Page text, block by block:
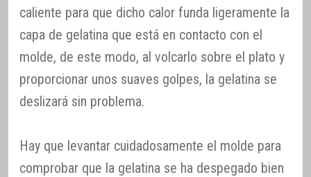
caliente para que dicho calor funda ligeramente la
capa de gelatina que está en contacto con el
molde, de este modo, al volcarlo sobre el plato y
proporcionar unos suaves golpes, la gelatina se
deslizará sin problema.
Hay que levantar cuidadosamente el molde para
comprobar que la gelatina se ha despegado bien